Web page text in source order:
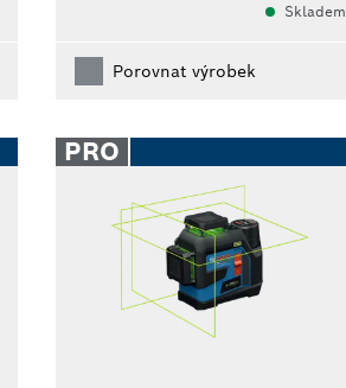
Skladem
Porovnat výrobek
PRO